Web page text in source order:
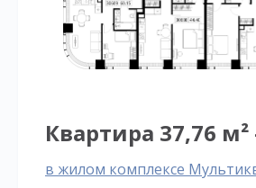
Квартира 37,76 м²
в жилом комплексе